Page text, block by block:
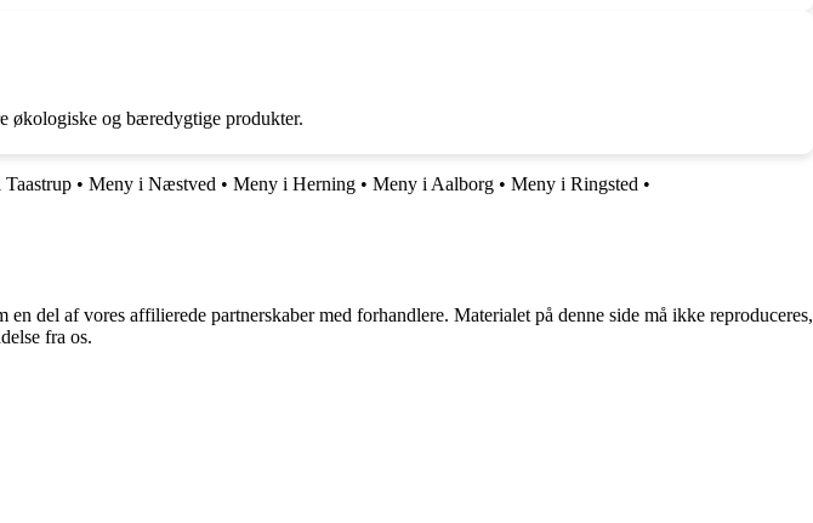
økologiske og bæredygtige produkter.
• Meny i Næstved • Meny i Herning • Meny i Aalborg • Meny i Ringsted •
del af vores affilierede partnerskaber med forhandlere. Materialet på denne side må ikke reproduceres,
fra os.